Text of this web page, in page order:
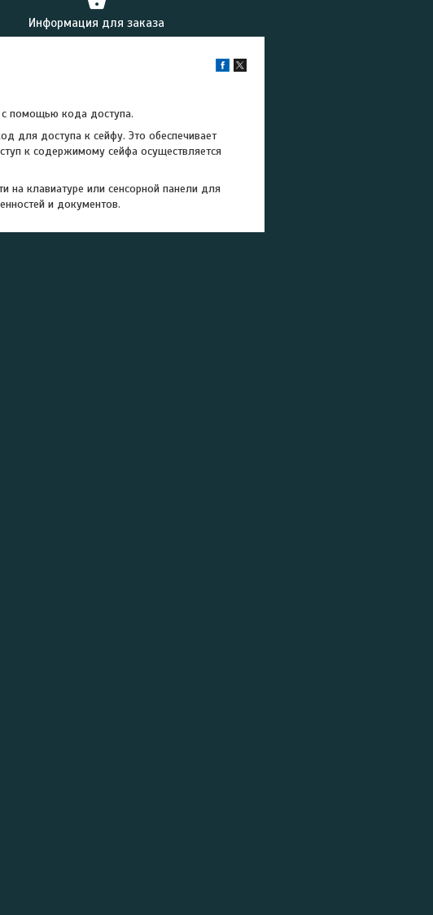
Информация для заказа
с помощью кода доступа.
для доступа к сейфу. Это обеспечивает
к содержимому сейфа осуществляется
на клавиатуре или сенсорной панели для
и документов.